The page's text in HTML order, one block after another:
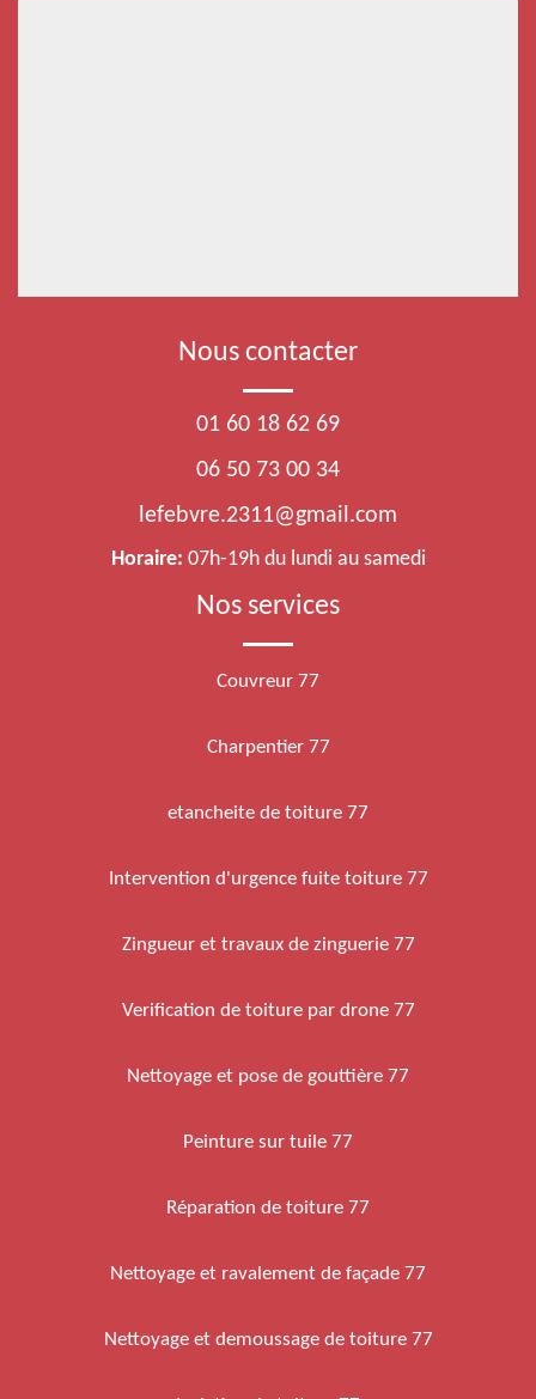
Nous contacter
01 60 18 62 69
06 50 73 00 34
lefebvre.2311@gmail.com
Horaire: 07h-19h du lundi au samedi
Nos services
Couvreur 77
Charpentier 77
etancheite de toiture 77
Intervention d'urgence fuite toiture 77
Zingueur et travaux de zinguerie 77
Verification de toiture par drone 77
Nettoyage et pose de gouttière 77
Peinture sur tuile 77
Réparation de toiture 77
Nettoyage et ravalement de façade 77
Nettoyage et demoussage de toiture 77